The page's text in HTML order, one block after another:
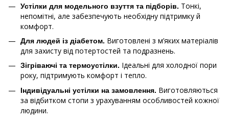
Устілки для модельного взуття та підборів. Тонкі,
непомітні, але забезпечують необхідну підтримку й
комфорт.
Для людей із діабетом. Виготовлені з м’яких матеріалів
для захисту від потертостей та подразнень.
Зігріваючі та термоустілки. Ідеальні для холодної пори
року, підтримують комфорт і тепло.
Індивідуальні устілки на замовлення. Виготовляються
за відбитком стопи з урахуванням особливостей кожної
людини.